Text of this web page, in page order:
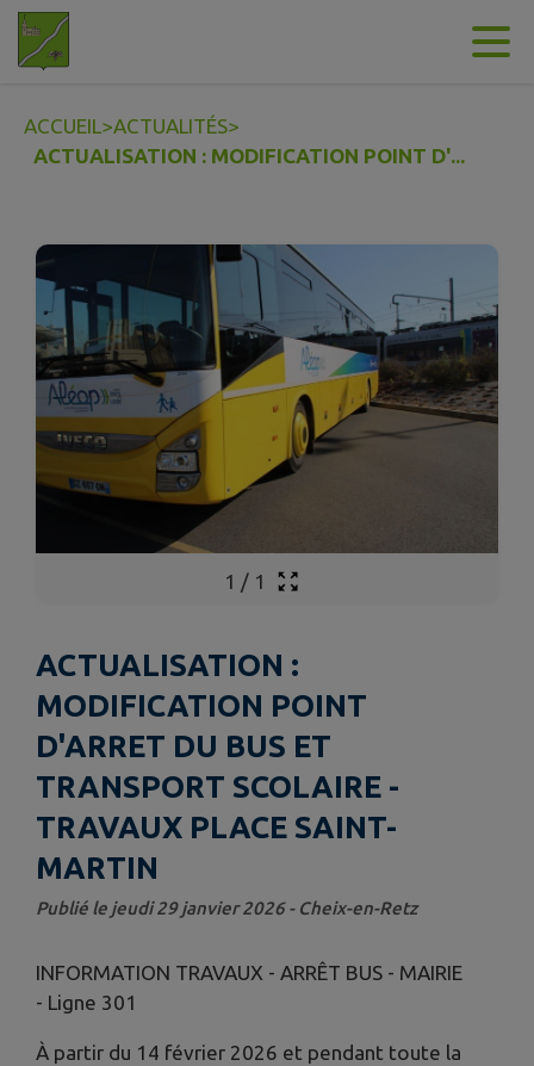
Contenu
ACCUEIL>ACTUALITÉS>
ACTUALISATION : MODIFICATION POINT D'...
1 / 1
ACTUALISATION :
MODIFICATION POINT
D'ARRET DU BUS ET
TRANSPORT SCOLAIRE -
TRAVAUX PLACE SAINT-
MARTIN
Publié le jeudi 29 janvier 2026 - Cheix-en-Retz
INFORMATION TRAVAUX - ARRÊT BUS - MAIRIE
- Ligne 301
À partir du 14 février 2026 et pendant toute la